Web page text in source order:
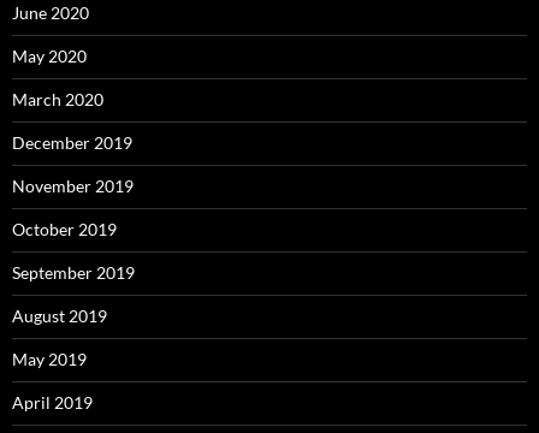
June 2020
May 2020
March 2020
December 2019
November 2019
October 2019
September 2019
August 2019
May 2019
April 2019